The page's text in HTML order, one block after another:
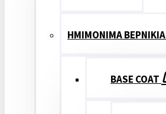
ΗΜΙΜΟΝΙΜΑ ΒΕΡΝΙΚΙΑ
BASE COAT